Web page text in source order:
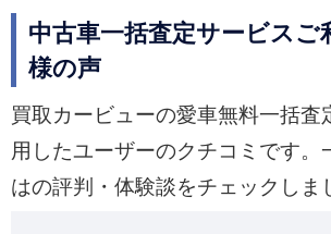
中古車一括査定サービスご
様の声
買取カービューの愛車無料一括査
用したユーザーのクチコミです。
はの評判・体験談をチェックしま